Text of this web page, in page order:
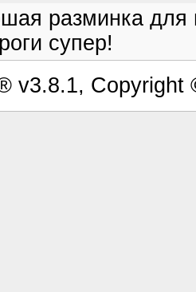
разминка для
супер!
v3.8.1, Copyright